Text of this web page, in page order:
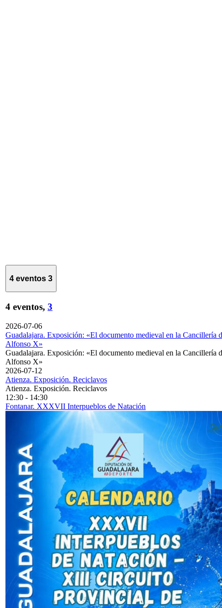
4 eventos 3
4 eventos, 3
2026-07-06
Guadalajara. Exposición: «El documento medieval en la Cancillería
Alfonso X»
Guadalajara. Exposición: «El documento medieval en la Cancillería
Alfonso X»
2026-07-12
Atienza. Exposición. Reciclavos
Atienza. Exposición. Reciclavos
12:30 - 14:30
Fontanar. XXXVII Interpueblos de Natación